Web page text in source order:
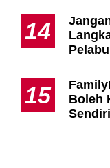
14
15
Boleh